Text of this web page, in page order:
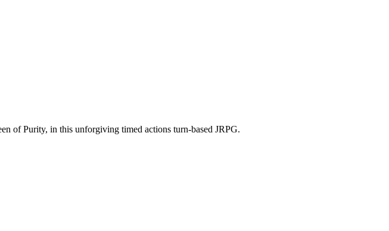
of Purity, in this unforgiving timed actions turn-based JRPG.